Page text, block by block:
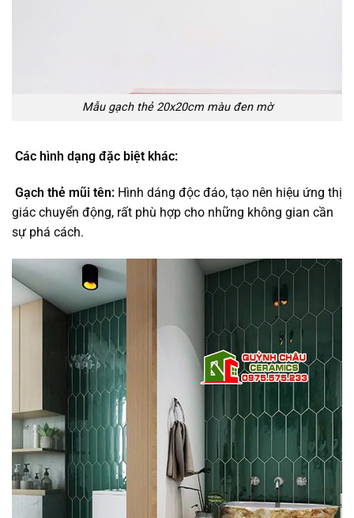
Mẫu gạch thẻ 20x20cm màu đen mờ
Các hình dạng đặc biệt khác:
Gạch thẻ mũi tên: Hình dáng độc đáo, tạo nên hiệu ứng thị
giác chuyển động, rất phù hợp cho những không gian cần
sự phá cách.